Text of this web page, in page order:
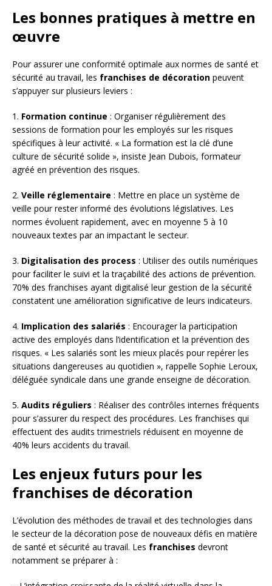
Les bonnes pratiques à mettre en
œuvre
Pour assurer une conformité optimale aux normes de santé et
sécurité au travail, les franchises de décoration peuvent
s’appuyer sur plusieurs leviers :
1. Formation continue : Organiser régulièrement des
sessions de formation pour les employés sur les risques
spécifiques à leur activité. « La formation est la clé d’une
culture de sécurité solide », insiste Jean Dubois, formateur
agréé en prévention des risques.
2. Veille réglementaire : Mettre en place un système de
veille pour rester informé des évolutions législatives. Les
normes évoluent rapidement, avec en moyenne 5 à 10
nouveaux textes par an impactant le secteur.
3. Digitalisation des process : Utiliser des outils numériques
pour faciliter le suivi et la traçabilité des actions de prévention.
70% des franchises ayant digitalisé leur gestion de la sécurité
constatent une amélioration significative de leurs indicateurs.
4. Implication des salariés : Encourager la participation
active des employés dans l’identification et la prévention des
risques. « Les salariés sont les mieux placés pour repérer les
situations dangereuses au quotidien », rappelle Sophie Leroux,
déléguée syndicale dans une grande enseigne de décoration.
5. Audits réguliers : Réaliser des contrôles internes fréquents
pour s’assurer du respect des procédures. Les franchises qui
effectuent des audits trimestriels réduisent en moyenne de
40% leurs accidents du travail.
Les enjeux futurs pour les
franchises de décoration
L’évolution des méthodes de travail et des technologies dans
le secteur de la décoration pose de nouveaux défis en matière
de santé et sécurité au travail. Les franchises devront
notamment se préparer à :